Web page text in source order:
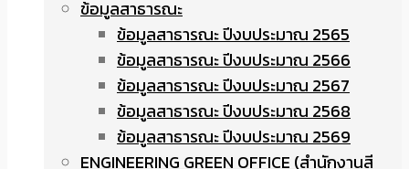
ข้อมูลสาธารณะ
ข้อมูลสาธารณะ ปีงบประมาณ 2565
ข้อมูลสาธารณะ ปีงบประมาณ 2566
ข้อมูลสาธารณะ ปีงบประมาณ 2567
ข้อมูลสาธารณะ ปีงบประมาณ 2568
ข้อมูลสาธารณะ ปีงบประมาณ 2569
ENGINEERING GREEN OFFICE (สำนักงานสี